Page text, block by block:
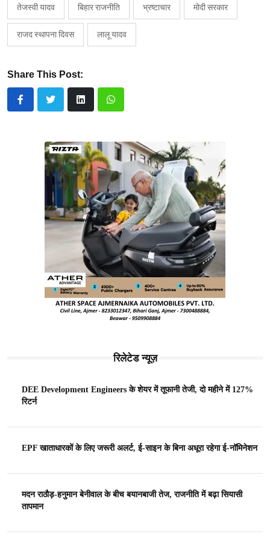
तेजस्वी यादव बिहार राजनीति भ्रष्टाचार मोदी सरकार
राजद स्थापना दिवस लालू यादव
Share This Post:
रिलेटेड न्यूज़
DEE Development Engineers के शेयर में तूफानी तेजी, दो महीने में 127%
रिटर्न
EPF खाताधारकों के लिए जरूरी अलर्ट, ई-साइन के बिना अधूरा रहेगा ई-नॉमिनेशन
मदन राठौड़-हनुमान बेनीवाल के बीच बयानबाजी तेज, राजनीति में बढ़ा सियासी
तापमान